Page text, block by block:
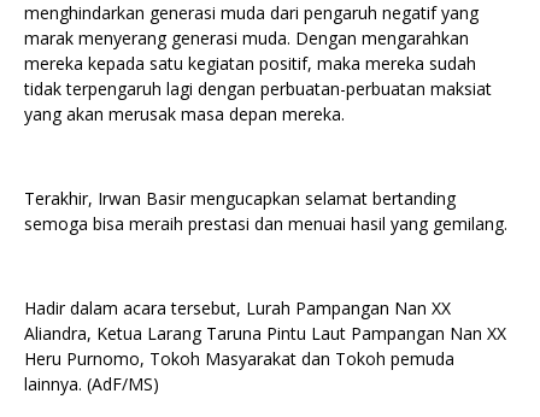
menghindarkan generasi muda dari pengaruh negatif yang
marak menyerang generasi muda. Dengan mengarahkan
mereka kepada satu kegiatan positif, maka mereka sudah
tidak terpengaruh lagi dengan perbuatan-perbuatan maksiat
yang akan merusak masa depan mereka.
Terakhir, Irwan Basir mengucapkan selamat bertanding
semoga bisa meraih prestasi dan menuai hasil yang gemilang.
Hadir dalam acara tersebut, Lurah Pampangan Nan XX
Aliandra, Ketua Larang Taruna Pintu Laut Pampangan Nan XX
Heru Purnomo, Tokoh Masyarakat dan Tokoh pemuda
lainnya. (AdF/MS)